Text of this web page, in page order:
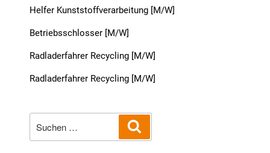
Helfer Kunststoffverarbeitung [M/W]
Betriebsschlosser [M/W]
Radladerfahrer Recycling [M/W]
Radladerfahrer Recycling [M/W]
nach: